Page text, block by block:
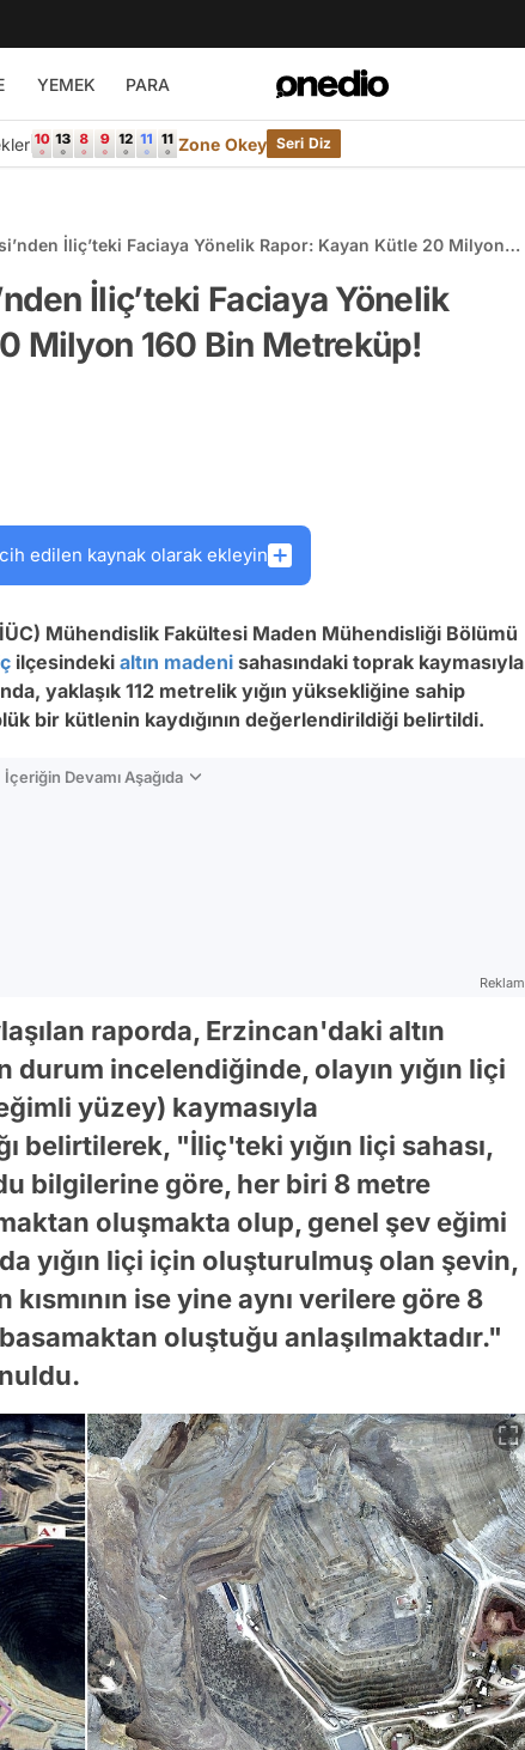
YEMEK PARA
Zone Okey Seri Diz
İliç’teki Faciaya Yönelik Rapor: Kayan Kütle 20 Milyon
İliç’teki Faciaya Yönelik
Milyon 160 Bin Metreküp!
edilen kaynak olarak ekleyin
Mühendislik Fakültesi Maden Mühendisliği Bölümü
ilçesindeki altın madeni sahasındaki toprak kaymasıyla
yaklaşık 112 metrelik yığın yüksekliğine sahip
bir kütlenin kaydığının değerlendirildiği belirtildi.
İçeriğin Devamı Aşağıda
Reklam
raporda, Erzincan'daki altın
durum incelendiğinde, olayın yığın liçi
yüzey) kaymasıyla
belirtilerek, "İliç'teki yığın liçi sahası,
bilgilerine göre, her biri 8 metre
oluşmakta olup, genel şev eğimi
yığın liçi için oluşturulmuş olan şevin,
ise yine aynı verilere göre 8
oluştuğu anlaşılmaktadır."